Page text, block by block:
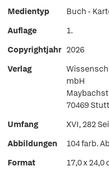
Medientyp
Buch -
Auflage
1.
Copyrightjahr 2026
Verlag
mbH
70469
Umfang
XVI, 282
Abbildungen
104 farb.
Format
17,0 x 24,0